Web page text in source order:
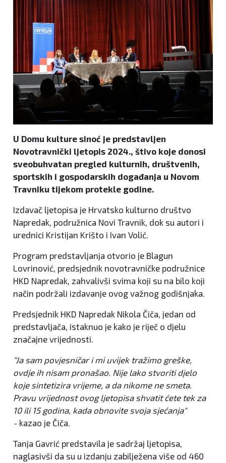
U Domu kulture sinoć je predstavljen
Novotravnički ljetopis 2024., štivo koje donosi
sveobuhvatan pregled kulturnih, društvenih,
sportskih i gospodarskih događanja u Novom
Travniku tijekom protekle godine.
Izdavač ljetopisa je Hrvatsko kulturno društvo
Napredak, podružnica Novi Travnik, dok su autori i
urednici Kristijan Krišto i Ivan Volić.
Program predstavljanja otvorio je Blagun
Lovrinović, predsjednik novotravničke podružnice
HKD Napredak, zahvalivši svima koji su na bilo koji
način podržali izdavanje ovog važnog godišnjaka.
Predsjednik HKD Napredak Nikola Čiča, jedan od
predstavljača, istaknuo je kako je riječ o djelu
značajne vrijednosti.
“Ja sam povjesničar i mi uvijek tražimo greške,
ovdje ih nisam pronašao. Nije lako stvoriti djelo
koje sintetizira vrijeme, a da nikome ne smeta.
Pravu vrijednost ovog ljetopisa shvatit ćete tek za
10 ili 15 godina, kada obnovite svoja sjećanja"
- kazao je Čiča.
Tanja Gavrić predstavila je sadržaj ljetopisa,
naglasivši da su u izdanju zabilježena više od 460